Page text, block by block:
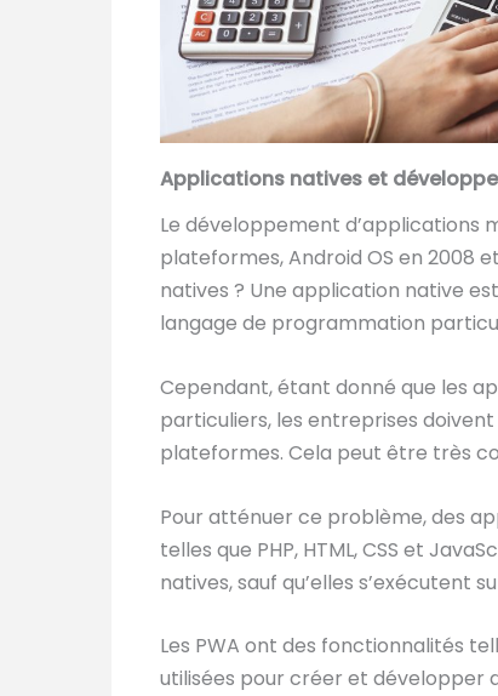
Applications natives et
Le développement d’applications
plateformes, Android OS en 2008
natives ? Une application native
langage de programmation
Cependant, étant donné que les
particuliers, les entreprises
plateformes. Cela peut être très
Pour atténuer ce problème, des
telles que PHP, HTML, CSS et
natives, sauf qu’elles s’exécutent
Les PWA ont des fonctionnalités
utilisées pour créer et développer